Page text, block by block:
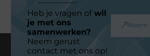
Heb je vragen ofwil
je met ons
samenwerken?
Neem gerust
contact met ons op!
Neem